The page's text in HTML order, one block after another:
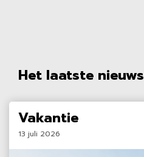
Het laatste nieuws
Vakantie
13 juli 2026